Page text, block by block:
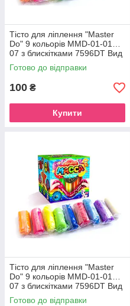
Тісто для ліплення "Master
Do" 9 кольорів MMD-01-01…
07 з блискітками 7596DT Вид
2
Готово до відправки
100 ₴
Купити
Тісто для ліплення "Master
Do" 9 кольорів MMD-01-01…
07 з блискітками 7596DT Вид
3
Готово до відправки